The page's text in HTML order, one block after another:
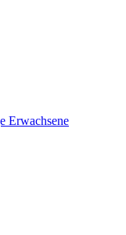
Erwachsene